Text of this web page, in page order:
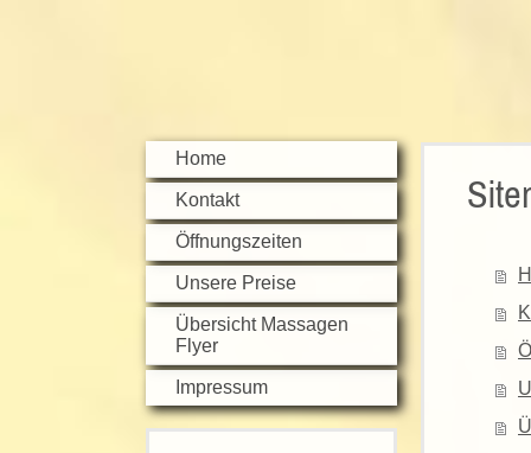
Home
Kontakt
Öffnungszeiten
Unsere Preise
Übersicht Massagen
Flyer
Impressum